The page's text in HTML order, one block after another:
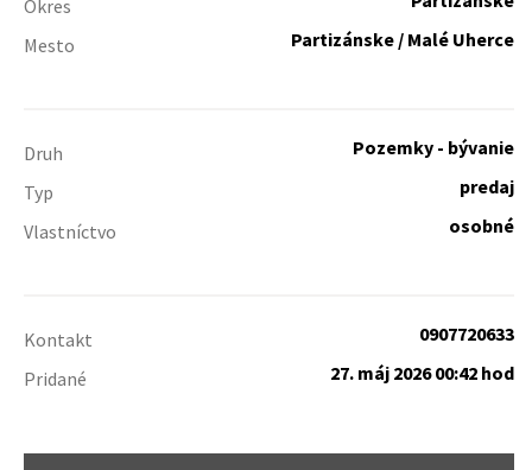
Okres
Mesto
Partizánske / Malé Uherce
Druh
Pozemky - bývanie
Typ
predaj
Vlastníctvo
osobné
Kontakt
0907720633
Pridané
27. máj 2026 00:42 hod